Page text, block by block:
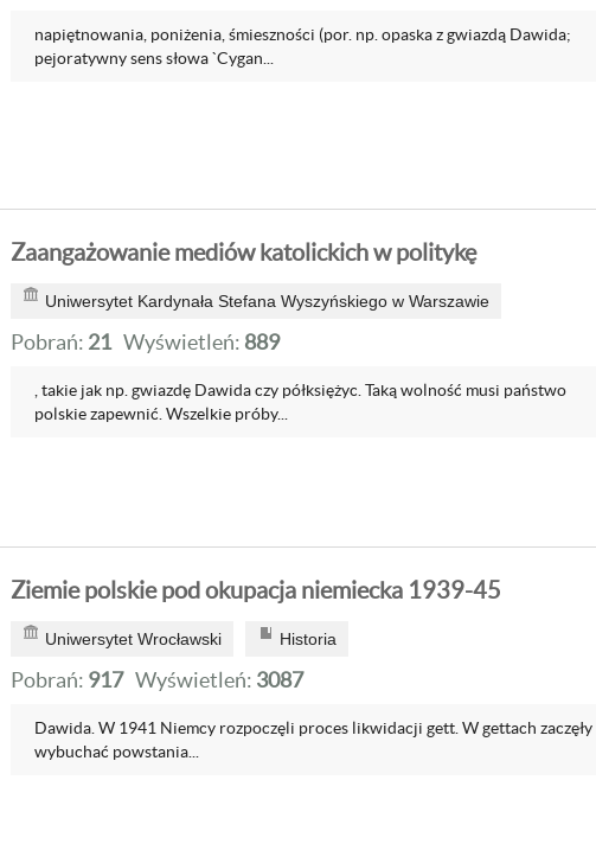
napiętnowania, poniżenia, śmieszności (por. np. opaska z gwiazdą Dawida;
pejoratywny sens słowa `Cygan...
Zaangażowanie mediów katolickich w politykę
Uniwersytet Kardynała Stefana Wyszyńskiego w Warszawie
Pobrań: 21 Wyświetleń: 889
, takie jak np. gwiazdę Dawida czy półksiężyc. Taką wolność musi państwo
polskie zapewnić. Wszelkie próby...
Ziemie polskie pod okupacja niemiecka 1939-45
Uniwersytet Wrocławski Historia
Pobrań: 917 Wyświetleń: 3087
Dawida. W 1941 Niemcy rozpoczęli proces likwidacji gett. W gettach zaczęły
wybuchać powstania...